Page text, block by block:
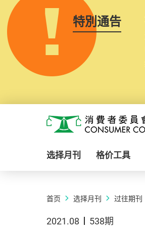
特別通告
消费者委员会
选择月刊 格价工具
首页 选择月刊 过往期刊
2021.08 538期